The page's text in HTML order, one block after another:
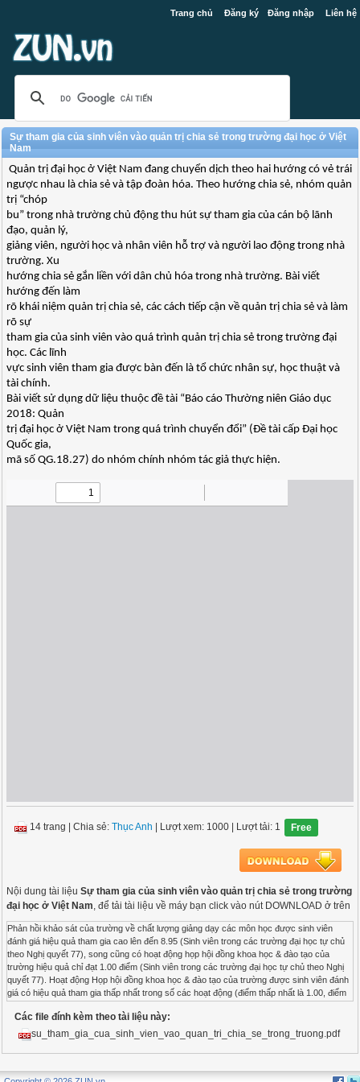
Trang chủ Đăng ký Đăng nhập Liên hệ
Sự tham gia của sinh viên vào quản trị chia sẻ trong trường đại học ở Việt
Nam
Quản trị đại học ở Việt Nam đang chuyển dịch theo hai hướng có vẻ trái
ngược nhau là chia sẻ và tập đoàn hóa. Theo hướng chia sẻ, nhóm quản
trị “chóp
bu” trong nhà trường chủ động thu hút sự tham gia của cán bộ lãnh
đạo, quản lý,
giảng viên, người học và nhân viên hỗ trợ và người lao động trong nhà
trường. Xu
hướng chia sẻ gắn liền với dân chủ hóa trong nhà trường. Bài viết
hướng đến làm
rõ khái niệm quản trị chia sẻ, các cách tiếp cận về quản trị chia sẻ và làm
rõ sự
tham gia của sinh viên vào quá trình quản trị chia sẻ trong trường đại
học. Các lĩnh
vực sinh viên tham gia được bàn đến là tổ chức nhân sự, học thuật và
tài chính.
Bài viết sử dụng dữ liệu thuộc đề tài “Báo cáo Thường niên Giáo dục
2018: Quản
trị đại học ở Việt Nam trong quá trình chuyển đổi” (Đề tài cấp Đại học
Quốc gia,
mã số QG.18.27) do nhóm chính nhóm tác giả thực hiện.
14 trang |Chia sẻ:Thục Anh | Lượt xem: 1000 | Lượt tải: 1 Free
Nội dung tài liệuSự tham gia của sinh viên vào quản trị chia sẻ trong trường
đại học ở Việt Nam, để tải tài liệu về máy bạn click vào nút DOWNLOAD ở trên
Phản hồi khảo sát của trường về chất lượng giảng dạy các môn học được sinh viên
đánh giá hiệu quả tham gia cao lên đến 8.95 (Sinh viên trong các trường đại học tự chủ
theo Nghị quyết 77), song cũng có hoạt động họp hội đồng khoa học & đào tạo của
trường hiệu quả chỉ đạt 1.00 điểm (Sinh viên trong các trường đại học tự chủ theo Nghị
quyết 77). Hoạt động Họp hội đồng khoa học & đào tạo của trường được sinh viên đánh
giá có hiệu quả tham gia thấp nhất trong số các hoạt động (điểm thấp nhất là 1.00, điểm
quyết 77 là có chênh lệch lớn giữa các hoạt động, có hoạt động đạt hiệu quả tham gia
cao lên đến 8.95 điểm (Phản hồi khảo sát của trường về chất lượng giảng dạy các môn
học), nhưng cũng có hoạt động chỉ đạt 1.00 điểm (Họp Hội đồng Khoa học & Đào tạo
của Trường). Sinh viên trong các đại học vùng và đại học khác đánh giá hiệu quả tham
gia trong lĩnh vực học thuật khá đồng đều nhau (khoảng từ 4 – 6 điểm). Sinh viên trong
Các file đính kèm theo tài liệu này:
su_tham_gia_cua_sinh_vien_vao_quan_tri_chia_se_trong_truong.pdf